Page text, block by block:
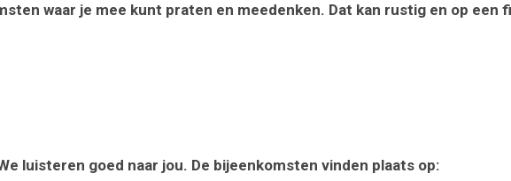
waar je mee kunt praten en meedenken. Dat kan rustig en op een
luisteren goed naar jou. De bijeenkomsten vinden plaats op: